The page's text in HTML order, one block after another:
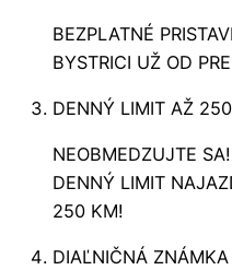
BEZPLATNÉ
BYSTRICI UŽ OD
DENNÝ LIMIT AŽ
NEOBMEDZUJTE
DENNÝ LIMIT
250 KM!
DIAĽNIČNÁ